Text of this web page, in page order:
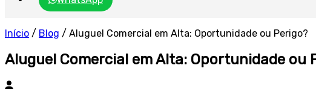
Início / Blog / Aluguel Comercial em Alta: Oportunidade ou Perigo?
Aluguel Comercial em Alta: Oportunidade ou